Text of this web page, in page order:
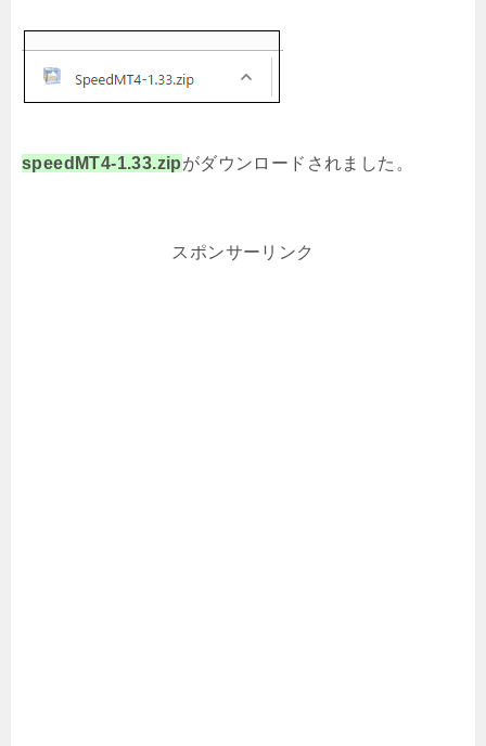
speedMT4-1.33.zipがダウンロードされました。
スポンサーリンク